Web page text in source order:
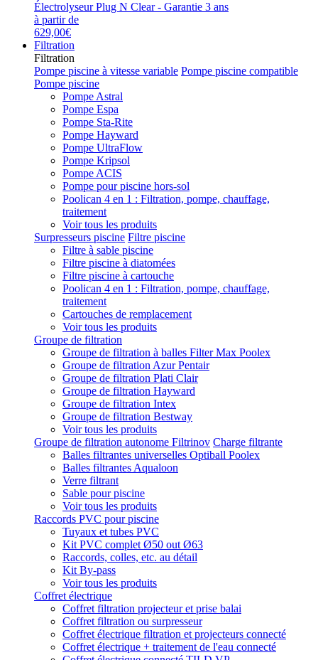
Électrolyseur Plug N Clear - Garantie 3 ans
à partir de
629,00€
Filtration
Filtration
Pompe piscine à vitesse variable Pompe piscine compatible
Pompe piscine
Pompe Astral
Pompe Espa
Pompe Sta-Rite
Pompe Hayward
Pompe UltraFlow
Pompe Kripsol
Pompe ACIS
Pompe pour piscine hors-sol
Poolican 4 en 1 : Filtration, pompe, chauffage,
traitement
Voir tous les produits
Surpresseurs piscine Filtre piscine
Filtre à sable piscine
Filtre piscine à diatomées
Filtre piscine à cartouche
Poolican 4 en 1 : Filtration, pompe, chauffage,
traitement
Cartouches de remplacement
Voir tous les produits
Groupe de filtration
Groupe de filtration à balles Filter Max Poolex
Groupe de filtration Azur Pentair
Groupe de filtration Plati Clair
Groupe de filtration Hayward
Groupe de filtration Intex
Groupe de filtration Bestway
Voir tous les produits
Groupe de filtration autonome Filtrinov Charge filtrante
Balles filtrantes universelles Optiball Poolex
Balles filtrantes Aqualoon
Verre filtrant
Sable pour piscine
Voir tous les produits
Raccords PVC pour piscine
Tuyaux et tubes PVC
Kit PVC complet Ø50 out Ø63
Raccords, colles, etc. au détail
Kit By-pass
Voir tous les produits
Coffret électrique
Coffret filtration projecteur et prise balai
Coffret filtration ou surpresseur
Coffret électrique filtration et projecteurs connecté
Coffret électrique + traitement de l'eau connecté